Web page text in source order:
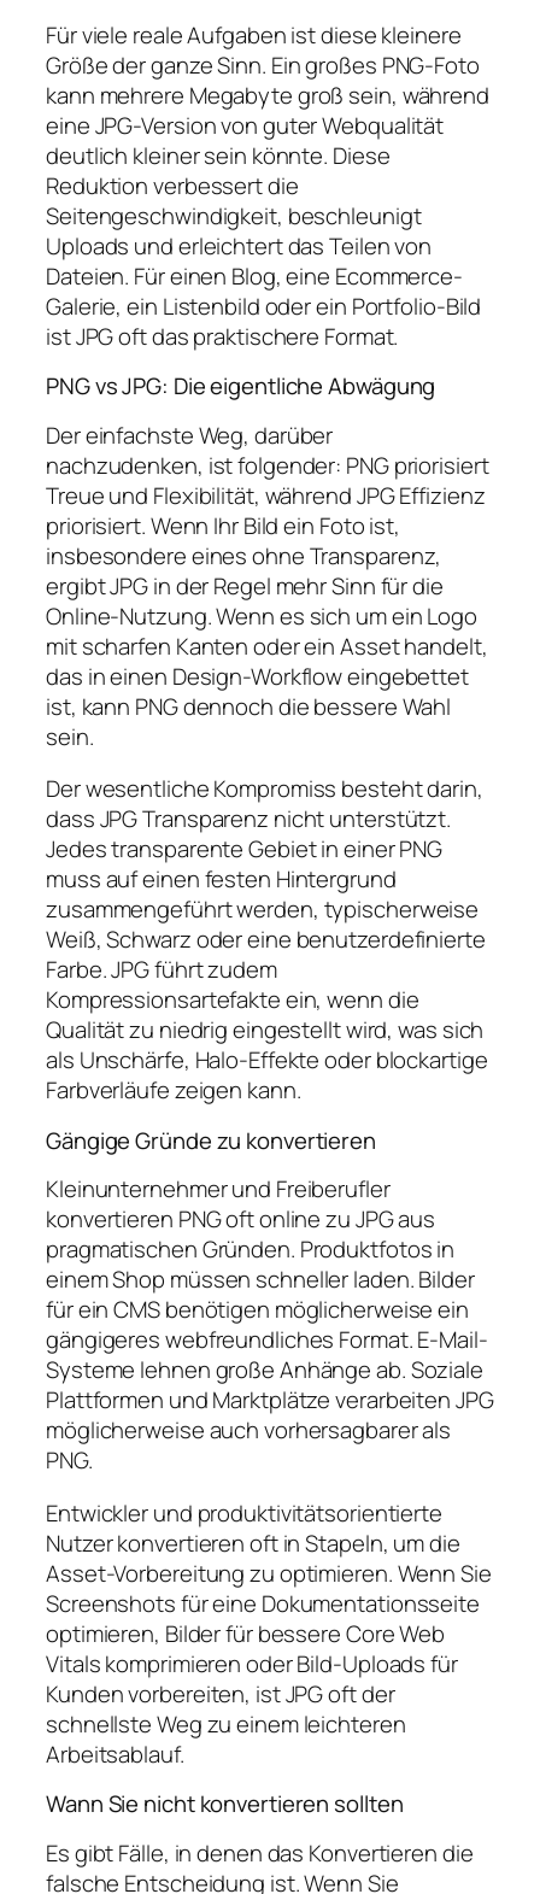
Für viele reale Aufgaben ist diese kleinere
Größe der ganze Sinn. Ein großes PNG-Foto
kann mehrere Megabyte groß sein, während
eine JPG-Version von guter Webqualität
deutlich kleiner sein könnte. Diese
Reduktion verbessert die
Seitengeschwindigkeit, beschleunigt
Uploads und erleichtert das Teilen von
Dateien. Für einen Blog, eine Ecommerce-
Galerie, ein Listenbild oder ein Portfolio-Bild
ist JPG oft das praktischere Format.
PNG vs JPG: Die eigentliche Abwägung
Der einfachste Weg, darüber
nachzudenken, ist folgender: PNG priorisiert
Treue und Flexibilität, während JPG Effizienz
priorisiert. Wenn Ihr Bild ein Foto ist,
insbesondere eines ohne Transparenz,
ergibt JPG in der Regel mehr Sinn für die
Online-Nutzung. Wenn es sich um ein Logo
mit scharfen Kanten oder ein Asset handelt,
das in einen Design-Workflow eingebettet
ist, kann PNG dennoch die bessere Wahl
sein.
Der wesentliche Kompromiss besteht darin,
dass JPG Transparenz nicht unterstützt.
Jedes transparente Gebiet in einer PNG
muss auf einen festen Hintergrund
zusammengeführt werden, typischerweise
Weiß, Schwarz oder eine benutzerdefinierte
Farbe. JPG führt zudem
Kompressionsartefakte ein, wenn die
Qualität zu niedrig eingestellt wird, was sich
als Unschärfe, Halo-Effekte oder blockartige
Farbverläufe zeigen kann.
Gängige Gründe zu konvertieren
Kleinunternehmer und Freiberufler
konvertieren PNG oft online zu JPG aus
pragmatischen Gründen. Produktfotos in
einem Shop müssen schneller laden. Bilder
für ein CMS benötigen möglicherweise ein
gängigeres webfreundliches Format. E-Mail-
Systeme lehnen große Anhänge ab. Soziale
Plattformen und Marktplätze verarbeiten JPG
möglicherweise auch vorhersagbarer als
PNG.
Entwickler und produktivitätsorientierte
Nutzer konvertieren oft in Stapeln, um die
Asset-Vorbereitung zu optimieren. Wenn Sie
Screenshots für eine Dokumentationsseite
optimieren, Bilder für bessere Core Web
Vitals komprimieren oder Bild-Uploads für
Kunden vorbereiten, ist JPG oft der
schnellste Weg zu einem leichteren
Arbeitsablauf.
Wann Sie nicht konvertieren sollten
Es gibt Fälle, in denen das Konvertieren die
falsche Entscheidung ist. Wenn Sie